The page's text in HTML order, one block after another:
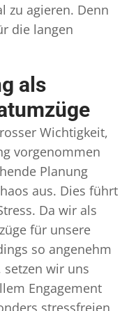
zu agieren. Denn
die langen
als
Wichtigkeit,
vorgenommen
Planung
aus. Dies führt
Da wir als
für unsere
so angenehm
wir uns
Engagement
stressfreien